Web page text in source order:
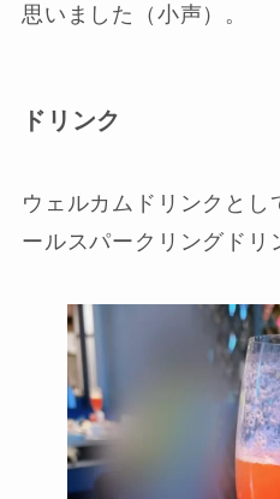
思いました（小声）。
ドリンク
ウェルカムドリンクとし
ールスパークリングドリ